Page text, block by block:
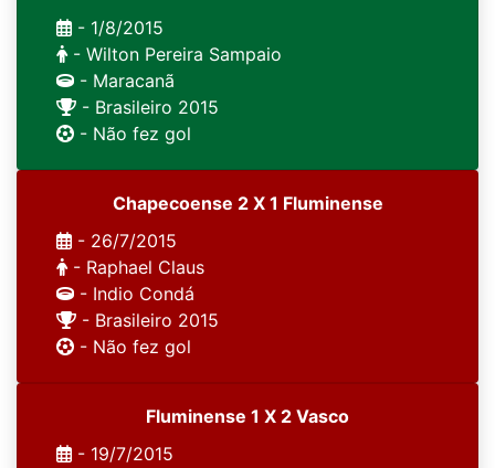
- 1/8/2015
- Wilton Pereira Sampaio
- Maracanã
- Brasileiro 2015
- Não fez gol
Chapecoense 2 X 1 Fluminense
- 26/7/2015
- Raphael Claus
- Indio Condá
- Brasileiro 2015
- Não fez gol
Fluminense 1 X 2 Vasco
- 19/7/2015